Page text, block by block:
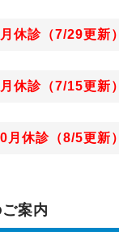
休診（7/29更新）
休診（7/15更新）
月休診（8/5更新）
案内